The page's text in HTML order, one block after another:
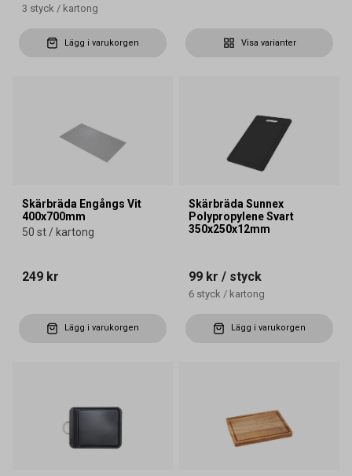
3 styck / kartong
Lägg i varukorgen Visa varianter
Skärbräda Engångs Vit
400x700mm
50 st / kartong
249 kr
Lägg i varukorgen
Skärbräda Sunnex
Polypropylene Svart
350x250x12mm
99 kr / styck
6 styck / kartong
Lägg i varukorgen